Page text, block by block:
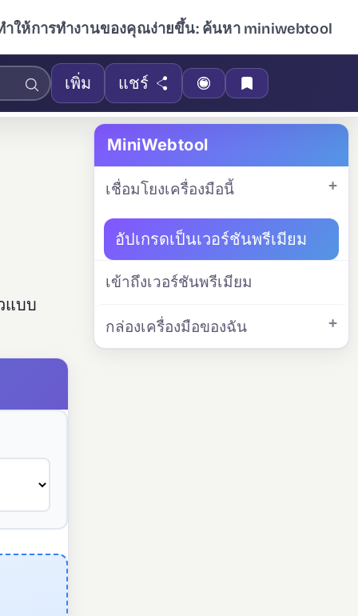
ำให้การทำงานของคุณง่ายขึ้น: ค้นหา miniwebtool
เพิ่ม แชร์
แบบ
MiniWebtool
เชื่อมโยงเครื่องมือนี้
อัปเกรดเป็นเวอร์ชันพรีเมียม
เข้าถึงเวอร์ชันพรีเมียม
กล่องเครื่องมือของฉัน